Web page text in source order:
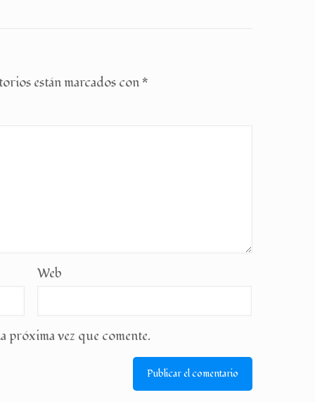
están marcados con*
Web
próxima vez que comente.